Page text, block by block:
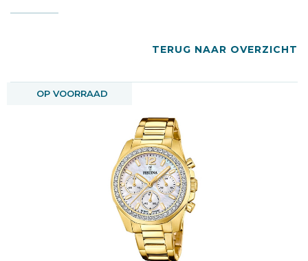
TERUG NAAR OVERZICHT
OP VOORRAAD